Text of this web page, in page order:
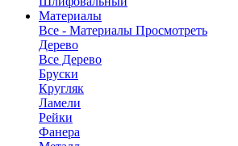
Материалы
Все - Материалы Просмотреть
Дерево
Все Дерево
Бруски
Кругляк
Ламели
Рейки
Фанера